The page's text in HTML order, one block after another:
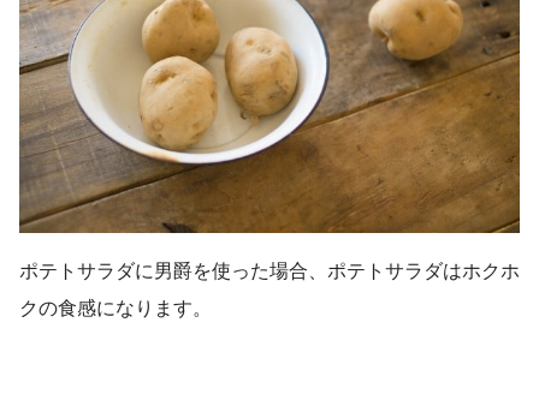
ポテトサラダに男爵を使った場合、ポテトサラダはホクホ
クの食感になります。